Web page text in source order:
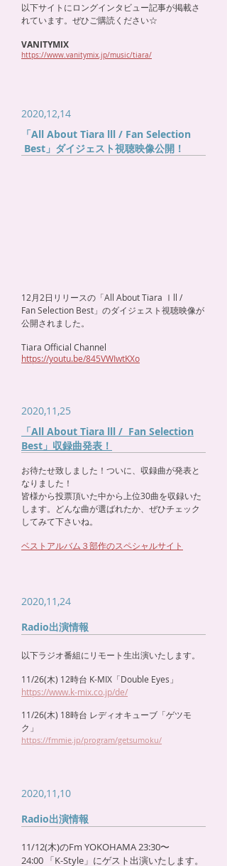
以下サイトにロングインタビュー記事が掲載さ
れています。ぜひご購読ください☆
VANITYMIX
https://www.vanitymix.jp/music/tiara/
2020,12,14
「All About Tiara lll / Fan Selection
Best」ダイジェスト視聴映像公開！
12月2日リリースの「All About Tiara Ⅰll /
Fan Selection Best」のダイジェスト視聴映像が
公開されました。
Tiara Official Channel
https://youtu.be/845VWIwtKXo
2020,11,25
「All About Tiara lll / Fan Selection
Best」収録曲発表！
お待たせ致しました！ついに、収録曲が発表と
なりました！
皆様から投票頂いた中から上位30曲を収録いた
します。どんな曲が選ばれたか、ぜひチェック
してみて下さいね。
ベストアルバム３部作のスペシャルサイト
2020,11,24
Radio出演情報
​以下ラジオ番組にリモート生出演いたします。
11/26(木) 12時台 K-MIX「Double Eyes」
https://www.k-mix.co.jp/de/
11/26(木) 18時台 レディオキューブ「ゲツモ
ク」
https://fmmie.jp/program/getsumoku/
2020,11,10
Radio出演情報
11/12(木)のFm YOKOHAMA 23:30〜
24:00 「K-Style」にゲスト出演いたします。